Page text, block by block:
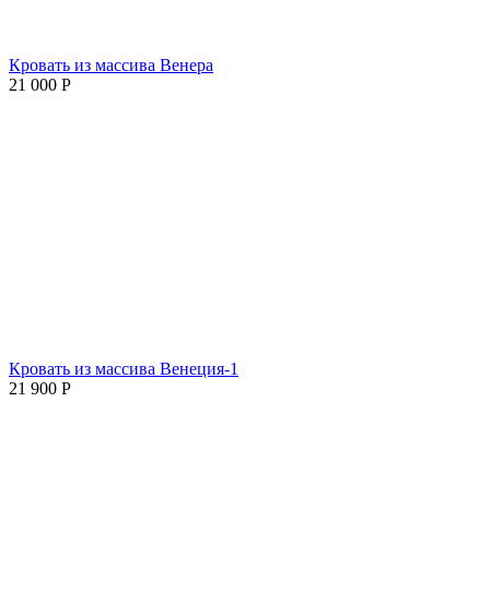
Кровать из массива Венера
21 000 Р
Кровать из массива Венеция-1
21 900 Р